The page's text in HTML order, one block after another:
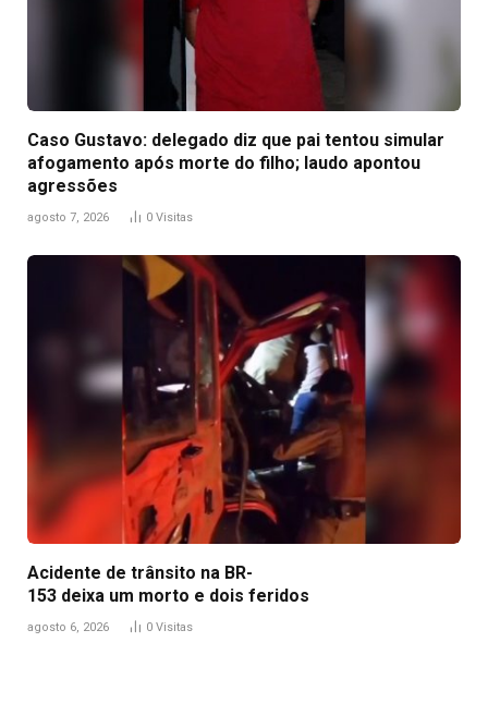
Caso Gustavo: delegado diz que pai tentou simular
afogamento após morte do filho; laudo apontou
agressões
agosto 7, 2026 0 Visitas
Acidente de trânsito na BR-
153 deixa um morto e dois feridos
agosto 6, 2026 0 Visitas